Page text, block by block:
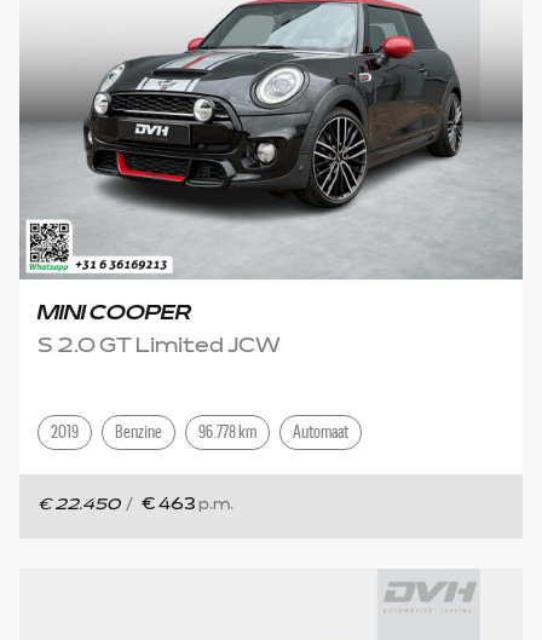
MINI COOPER
S 2.0 GT Limited JCW
2019 Benzine 96.778 km Automaat
€ 22.450 / € 463 p.m.